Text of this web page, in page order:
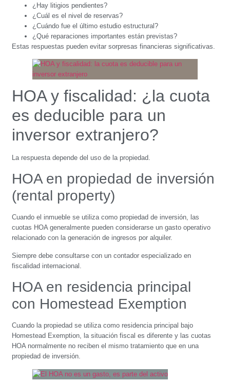
¿Hay litigios pendientes?
¿Cuál es el nivel de reservas?
¿Cuándo fue el último estudio estructural?
¿Qué reparaciones importantes están previstas?
Estas respuestas pueden evitar sorpresas financieras significativas.
HOA y fiscalidad: ¿la cuota
es deducible para un
inversor extranjero?
La respuesta depende del uso de la propiedad.
HOA en propiedad de inversión
(rental property)
Cuando el inmueble se utiliza como propiedad de inversión, las
cuotas HOA generalmente pueden considerarse un gasto operativo
relacionado con la generación de ingresos por alquiler.
Siempre debe consultarse con un contador especializado en
fiscalidad internacional.
HOA en residencia principal
con Homestead Exemption
Cuando la propiedad se utiliza como residencia principal bajo
Homestead Exemption, la situación fiscal es diferente y las cuotas
HOA normalmente no reciben el mismo tratamiento que en una
propiedad de inversión.